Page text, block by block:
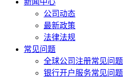
新闻中心
公司动态
最新政策
法律法规
常见问题
全球公司注册常见问题
银行开户服务常见问题